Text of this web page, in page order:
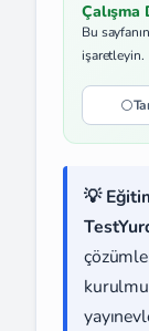
Bu
işaretleyin.
💡